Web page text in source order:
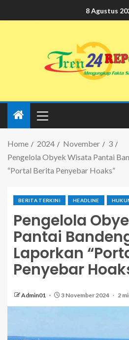
8 Agustus
Home 2024 November
3
Pengelola Obyek Wisata Pantai
“Portal Berita Penyebar Hoaks”
BERITA TERKINI HEADLINE
Pengelola
Pantai
Laporkan
Penyebar
Admin01 3 November 2024 2